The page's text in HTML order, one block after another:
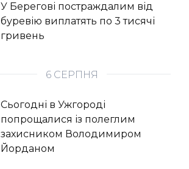
У Берегові постраждалим від
буревію виплатять по 3 тисячі
гривень
6 СЕРПНЯ
Сьогодні в Ужгороді
попрощалися із полеглим
захисником Володимиром
Йорданом